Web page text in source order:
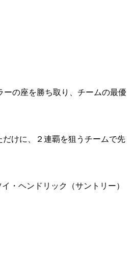
の座を勝ち取り、チームの最優
けに、２連覇を狙うチームで先
・ヘンドリック（サントリー）